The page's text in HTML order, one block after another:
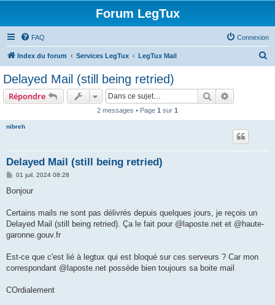
Forum LegTux
FAQ Connexion
Index du forum Services LegTux LegTux Mail
Delayed Mail (still being retried)
Répondre Rechercher
2 messages • Page 1 sur 1
nibreh
Delayed Mail (still being retried)
M
s
g
01 juil. 2024 08:28
Bonjour
Certains mails ne sont pas délivrés depuis quelques jours, je reçois un
Delayed Mail (still being retried). Ça le fait pour @laposte.net et @haute-
garonne.gouv.fr
Est-ce que c'est lié à legtux qui est bloqué sur ces serveurs ? Car mon
correspondant @laposte.net possède bien toujours sa boite mail
COrdialement